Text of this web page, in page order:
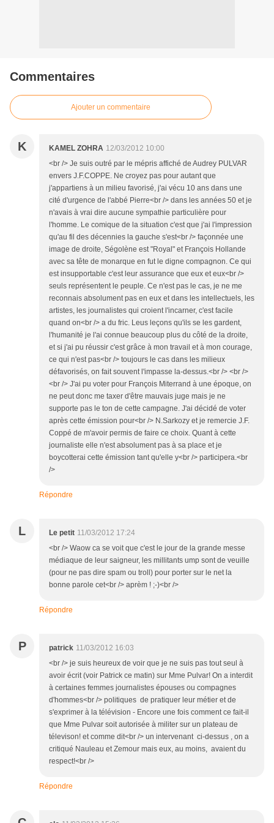
Commentaires
Ajouter un commentaire
K KAMEL ZOHRA 12/03/2012 10:00
<br /> Je suis outré par le mépris affiché de Audrey PULVAR
envers J.F.COPPE. Ne croyez pas pour autant que
j'appartiens à un milieu favorisé, j'ai vécu 10 ans dans une
cité d'urgence de l'abbé Pierre<br /> dans les années 50 et je
n'avais à vrai dire aucune sympathie particulière pour
l'homme. Le comique de la situation c'est que j'ai l'impression
qu'au fil des décennies la gauche s'est<br /> façonnée une
image de droite, Ségolène est "Royal" et François Hollande
avec sa tête de monarque en fut le digne compagnon. Ce qui
est insupportable c'est leur assurance que eux et eux<br />
seuls représentent le peuple. Ce n'est pas le cas, je ne me
reconnais absolument pas en eux et dans les intellectuels, les
artistes, les journalistes qui croient l'incarner, c'est facile
quand on<br /> a du fric. Leus leçons qu'ils se les gardent,
l'humanité je l'ai connue beaucoup plus du côté de la droite,
et si j'ai pu réussir c'est grâce à mon travail et à mon courage,
ce qui n'est pas<br /> toujours le cas dans les milieux
défavorisés, on fait souvent l'impasse la-dessus.<br /> <br />
<br /> J'ai pu voter pour François Miterrand à une époque, on
ne peut donc me taxer d'être mauvais juge mais je ne
supporte pas le ton de cette campagne. J'ai décidé de voter
après cette émission pour<br /> N.Sarkozy et je remercie J.F.
Coppé de m'avoir permis de faire ce choix. Quant à cette
journaliste elle n'est absolument pas à sa place et je
boycotterai cette émission tant qu'elle y<br /> participera.<br
/>
Répondre
L Le petit 11/03/2012 17:24
<br /> Waow ca se voit que c'est le jour de la grande messe
médiaque de leur saigneur, les millitants ump sont de veuille
(pour ne pas dire spam ou troll) pour porter sur le net la
bonne parole cet<br /> aprèm ! ;-)<br />
Répondre
P patrick 11/03/2012 16:03
<br /> je suis heureux de voir que je ne suis pas tout seul à
avoir écrit (voir Patrick ce matin) sur Mme Pulvar! On a interdit
à certaines femmes journalistes épouses ou compagnes
d'hommes<br /> politiques de pratiquer leur métier et de
s'exprimer à la télévision - Encore une fois comment ce fait-il
que Mme Pulvar soit autorisée à militer sur un plateau de
télevison! et comme dit<br /> un intervenant ci-dessus , on a
critiqué Nauleau et Zemour mais eux, au moins, avaient du
respect!<br />
Répondre